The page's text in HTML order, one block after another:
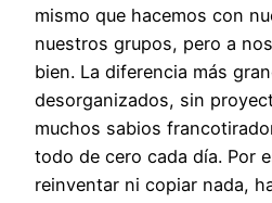
mismo que hacemos con
nuestros grupos, pero a
bien. La diferencia más
desorganizados, sin
muchos sabios
todo de cero cada día. Por
reinventar ni copiar nada,